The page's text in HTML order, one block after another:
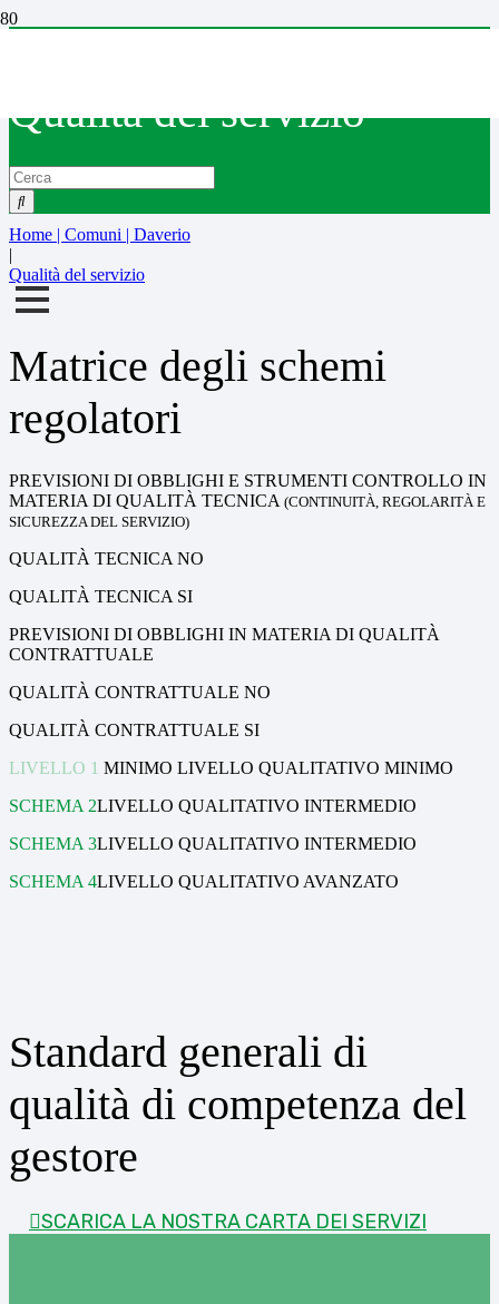
Qualità del servizio
Home | Comuni | Daverio
|
Qualità del servizio
Matrice degli schemi
regolatori
PREVISIONI DI OBBLIGHI E STRUMENTI CONTROLLO IN
MATERIA DI QUALITÀ TECNICA (CONTINUITÀ, REGOLARITÀ E
SICUREZZA DEL SERVIZIO)
QUALITÀ TECNICA NO
QUALITÀ TECNICA SI
PREVISIONI DI OBBLIGHI IN MATERIA DI QUALITÀ
CONTRATTUALE
QUALITÀ CONTRATTUALE NO
QUALITÀ CONTRATTUALE SI
LIVELLO 1 MINIMO LIVELLO QUALITATIVO MINIMO
SCHEMA 2LIVELLO QUALITATIVO INTERMEDIO
SCHEMA 3LIVELLO QUALITATIVO INTERMEDIO
SCHEMA 4LIVELLO QUALITATIVO AVANZATO
Standard generali di
qualità di competenza del
gestore
SCARICA LA NOSTRA CARTA DEI SERVIZI